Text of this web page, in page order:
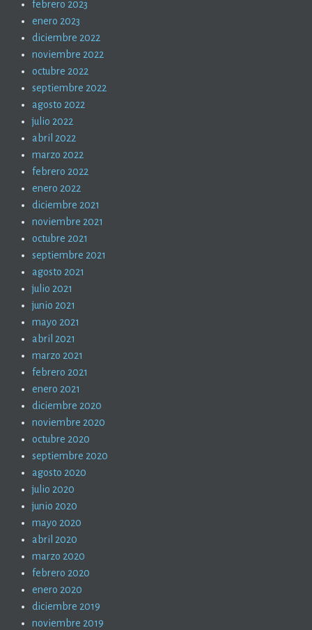
febrero 2023
enero 2023
diciembre 2022
noviembre 2022
octubre 2022
septiembre 2022
agosto 2022
julio 2022
abril 2022
marzo 2022
febrero 2022
enero 2022
diciembre 2021
noviembre 2021
octubre 2021
septiembre 2021
agosto 2021
julio 2021
junio 2021
mayo 2021
abril 2021
marzo 2021
febrero 2021
enero 2021
diciembre 2020
noviembre 2020
octubre 2020
septiembre 2020
agosto 2020
julio 2020
junio 2020
mayo 2020
abril 2020
marzo 2020
febrero 2020
enero 2020
diciembre 2019
noviembre 2019